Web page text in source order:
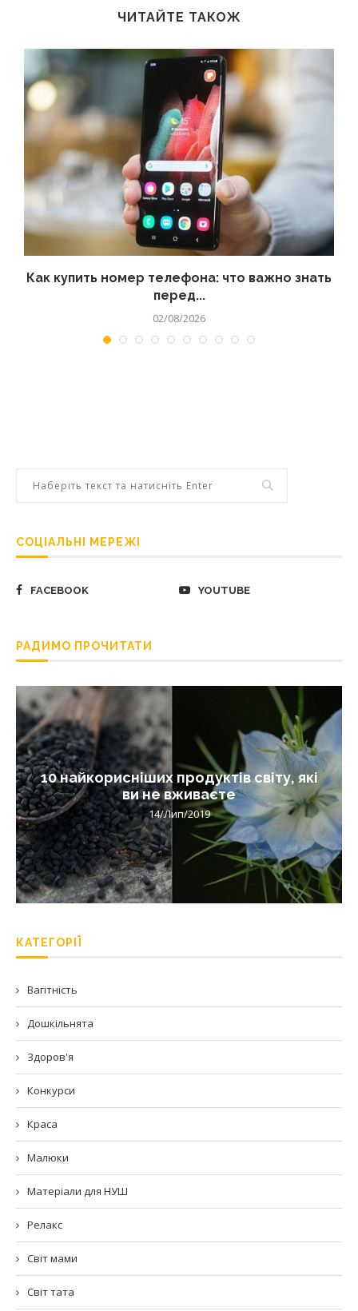
ЧИТАЙТЕ ТАКОЖ
Как купить номер телефона: что важно знать
перед...
02/08/2026
СОЦІАЛЬНІ МЕРЕЖІ
FACEBOOK YOUTUBE
РАДИМО ПРОЧИТАТИ
10 найкорисніших продуктів світу, які
ви не вживаєте
14/Лип/2019
КАТЕГОРІЇ
Вагітність
Дошкільнята
Здоров'я
Конкурси
Краса
Малюки
Матеріали для НУШ
Релакс
Світ мами
Світ тата